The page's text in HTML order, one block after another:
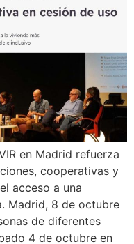
en Madrid refuerza
cooperativas y
acceso a una
Madrid, 8 de octubre
de diferentes
4 de octubre en